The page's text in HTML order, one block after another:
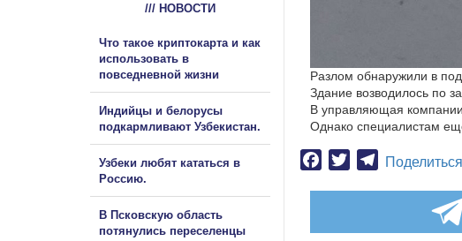
Разлом обнаружили в
Здание возводилось по
В управляющая
Однако специалистам
Facebook
TwitterTelegram
Поделиться
/// НОВОСТИ
Что такое криптокарта и как
использовать в
повседневной жизни
Индийцы и белорусы
подкармливают Узбекистан.
Узбеки любят кататься в
Россию.
В Псковскую область
потянулись переселенцы